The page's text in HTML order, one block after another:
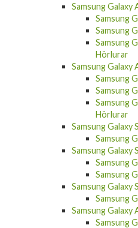
Samsung Galaxy
Samsung
Samsung
Samsung
Hörlurar
Samsung Galaxy
Samsung
Samsung
Samsung
Hörlurar
Samsung Galaxy
Samsung
Samsung Galaxy
Samsung
Samsung
Samsung Galaxy
Samsung
Samsung Galaxy
Samsung